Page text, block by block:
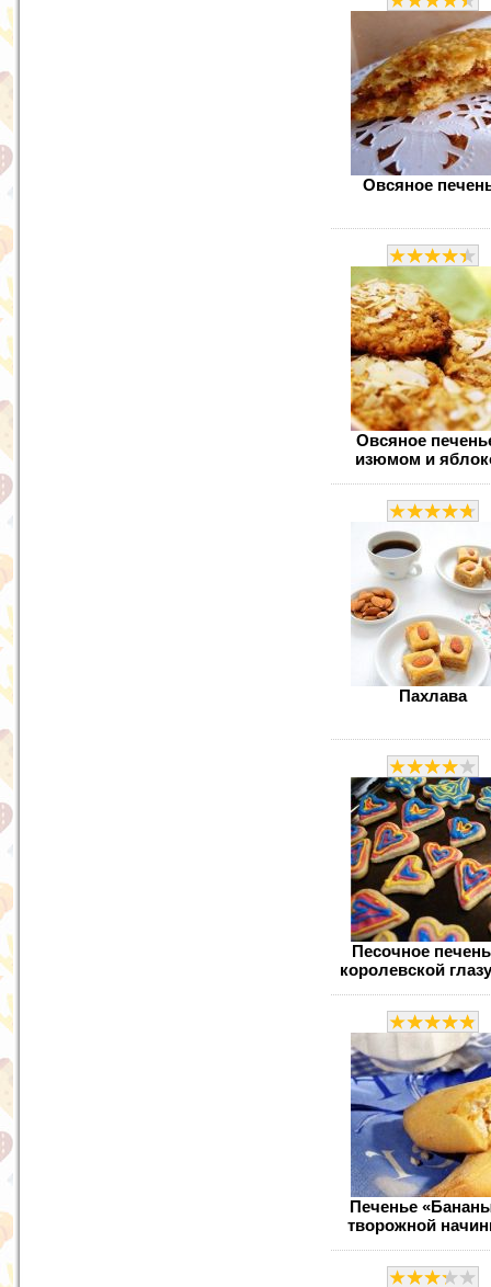
Овсяное
Овсяное
изюмом и
Пахлава
Песочное
королевской
Печенье
творожной